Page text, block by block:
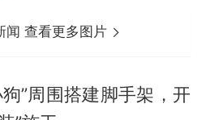
闻 查看更多图片
”周围搭建脚手架，开